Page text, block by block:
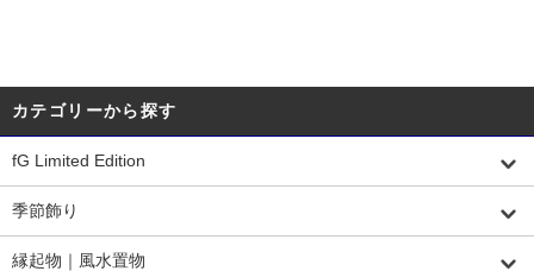
カテゴリーから探す
fG Limited Edition
季節飾り
縁起物｜風水置物